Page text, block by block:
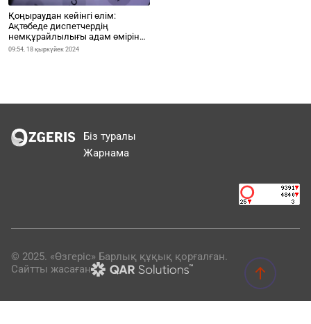
Қоңыраудан кейінгі өлім:
Ақтөбеде диспетчердің
немқұрайлылығы адам өмірін
қиды
09:54, 18 қыркүйек 2024
Біз туралы
Жарнама
© 2025. «Өзгеріс» Барлық құқық қорғалған.
Сайтты жасаған